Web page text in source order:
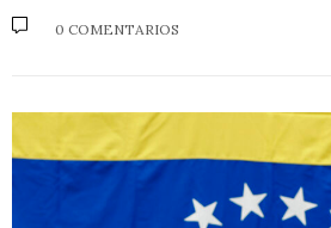
0 COMENTARIOS